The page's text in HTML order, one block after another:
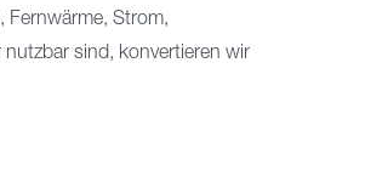
Fernwärme, Strom,
sind, konvertieren wir